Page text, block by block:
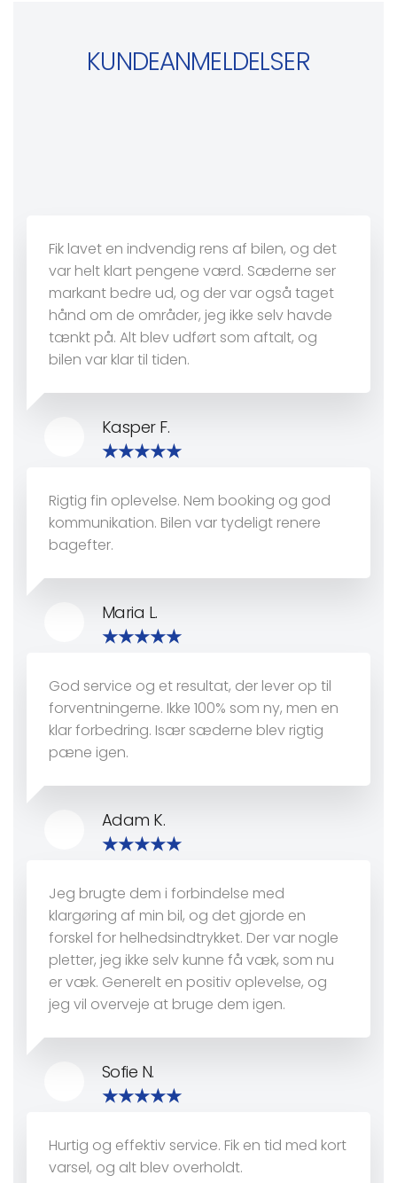
KUNDEANMELDELSER
Fik lavet en indvendig rens af bilen, og det
var helt klart pengene værd. Sæderne ser
markant bedre ud, og der var også taget
hånd om de områder, jeg ikke selv havde
tænkt på. Alt blev udført som aftalt, og
bilen var klar til tiden.
Kasper F.
Rigtig fin oplevelse. Nem booking og god
kommunikation. Bilen var tydeligt renere
bagefter.
Maria L.
God service og et resultat, der lever op til
forventningerne. Ikke 100% som ny, men en
klar forbedring. Især sæderne blev rigtig
pæne igen.
Adam K.
Jeg brugte dem i forbindelse med
klargøring af min bil, og det gjorde en
forskel for helhedsindtrykket. Der var nogle
pletter, jeg ikke selv kunne få væk, som nu
er væk. Generelt en positiv oplevelse, og
jeg vil overveje at bruge dem igen.
Sofie N.
Hurtig og effektiv service. Fik en tid med kort
varsel, og alt blev overholdt.